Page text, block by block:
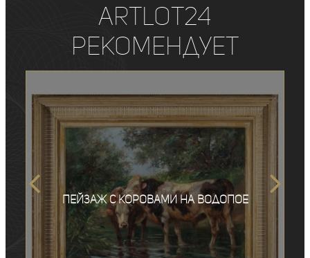
ArtLot24
рекомендует
Пейзаж с коровами на водопое